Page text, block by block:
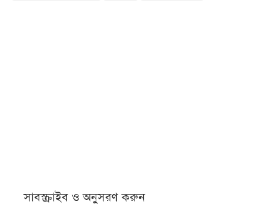
সাবস্ক্রাইব ও অনুসরণ করুন